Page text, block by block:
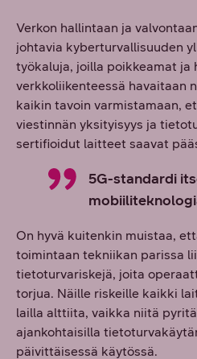
Verkon hallintaan ja
johtavia kyberturvallisuuden
työkaluja, joilla poikkeamat ja
verkkoliikenteessä havaitaan
kaikin tavoin varmistamaan,
viestinnän yksityisyys ja
sertifioidut laitteet saavat
5G-standardi
On hyvä kuitenkin muistaa,
toimintaan tekniikan parissa
tietoturvariskejä, joita
torjua. Näille riskeille kaikki
lailla alttiita, vaikka niitä
ajankohtaisilla
päivittäisessä käytössä.